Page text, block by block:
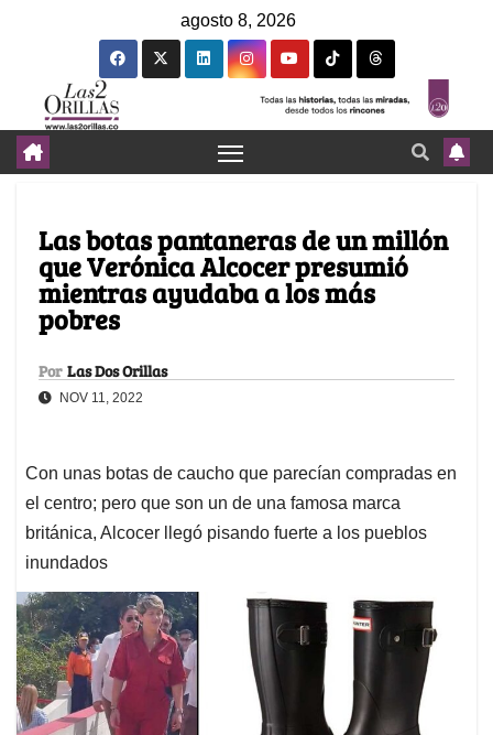
agosto 8, 2026
Las botas pantaneras de un millón
que Verónica Alcocer presumió
mientras ayudaba a los más
pobres
Por Las Dos Orillas
NOV 11, 2022
Con unas botas de caucho que parecían compradas en
el centro; pero que son un de una famosa marca
británica, Alcocer llegó pisando fuerte a los pueblos
inundados